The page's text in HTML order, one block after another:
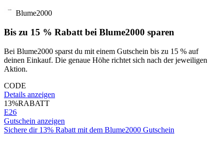
Blume2000
Bis zu 15 % Rabatt bei Blume2000 sparen
Bei Blume2000 sparst du mit einem Gutschein bis zu 15 % auf
deinen Einkauf. Die genaue Höhe richtet sich nach der jeweiligen
Aktion.
CODE
Details anzeigen
13%RABATT
E26
Gutschein anzeigen
Sichere dir 13% Rabatt mit dem Blume2000 Gutschein